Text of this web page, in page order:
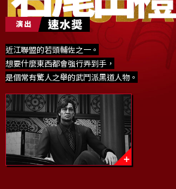
近江聯盟的若頭輔佐之一。
想要什麼東西都會強行弄到手，
是個常有驚人之舉的武鬥派黑道人物。